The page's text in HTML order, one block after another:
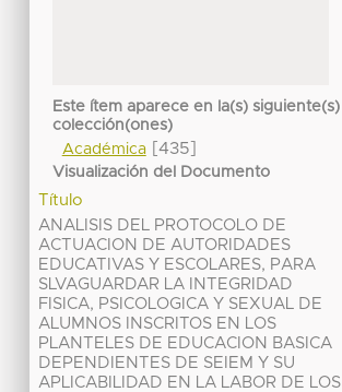
Este ítem aparece en la(s) siguiente(s)
colección(ones)
Académica[435]
Visualización del Documento
Título
ANALISIS DEL PROTOCOLO DE
ACTUACION DE AUTORIDADES
EDUCATIVAS Y ESCOLARES, PARA
SLVAGUARDAR LA INTEGRIDAD
FISICA, PSICOLOGICA Y SEXUAL DE
ALUMNOS INSCRITOS EN LOS
PLANTELES DE EDUCACION BASICA
DEPENDIENTES DE SEIEM Y SU
APLICABILIDAD EN LA LABOR DE LOS